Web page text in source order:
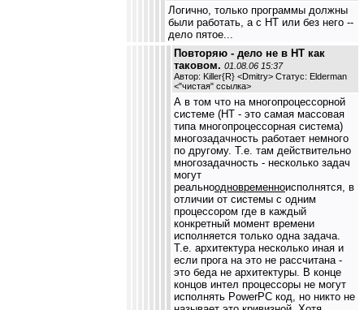
Логично, только программы должны
были работать, а с НТ или без него --
дело пятое...
Повторяю - дело не в НТ как
таковом. 01.08.06 15:37
Автор: Killer{R} <Dmitry> Статус: Elderman
<"чистая" ссылка>
А в том что на многопроцессорной
системе (НТ - это самая массовая
типа многопроцессорная система)
многозадачность работает немного
по другому. Т.е. там действительно
многозадачность - несколько задач
могут
реальноодновременноисполнятся, в
отличии от системы с одним
процессором где в каждый
конкретный момент времени
исполняется только одна задача.
Т.е. архитектура несколько иная и
если прога на это не рассчитана -
это беда не архитектуры. В конце
концов интел процессоры не могут
исполнять PowerPC код, но никто не